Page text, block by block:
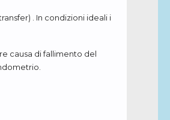
. In condizioni ideali i
causa di fallimento del